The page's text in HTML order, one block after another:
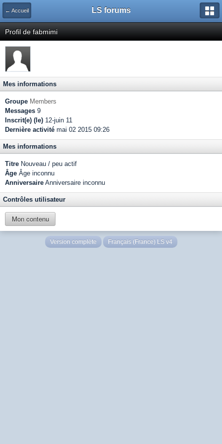
← Accueil LS forums
Profil de fabmimi
Mes informations
Groupe Members
Messages 9
Inscrit(e) (le) 12-juin 11
Dernière activité mai 02 2015 09:26
Mes informations
Titre Nouveau / peu actif
Âge Âge inconnu
Anniversaire Anniversaire inconnu
Contrôles utilisateur
Mon contenu
Version complète Français (France) LS v4